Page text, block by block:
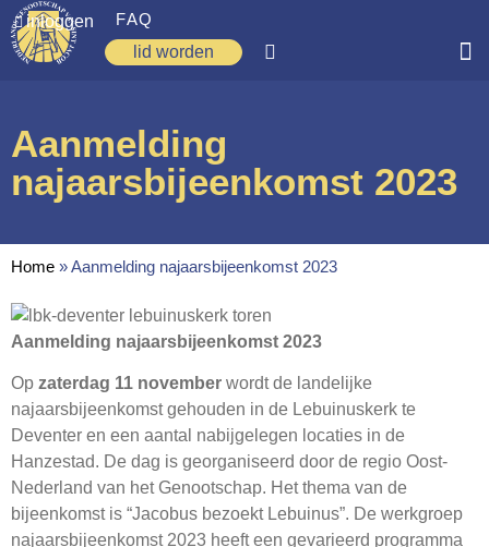
inloggen
FAQ
lid worden
Zoeken
Over ons
Op weg
Ervaringen
Regio’s
Nieuws
Agenda
Webshop
Aanmelding
najaarsbijeenkomst 2023
Home »Aanmelding najaarsbijeenkomst 2023
Aanmelding najaarsbijeenkomst 2023
Op zaterdag 11 november wordt de landelijke
najaarsbijeenkomst gehouden in de Lebuinuskerk te
Deventer en een aantal nabijgelegen locaties in de
Hanzestad. De dag is georganiseerd door de regio Oost-
Nederland van het Genootschap. Het thema van de
bijeenkomst is “Jacobus bezoekt Lebuinus”. De werkgroep
najaarsbijeenkomst 2023 heeft een gevarieerd programma